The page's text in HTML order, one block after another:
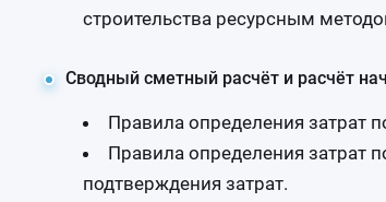
строительства ресурсным
Сводный сметный расчёт и расчёт
Правила определения затрат
Правила определения затрат
подтверждения затрат.